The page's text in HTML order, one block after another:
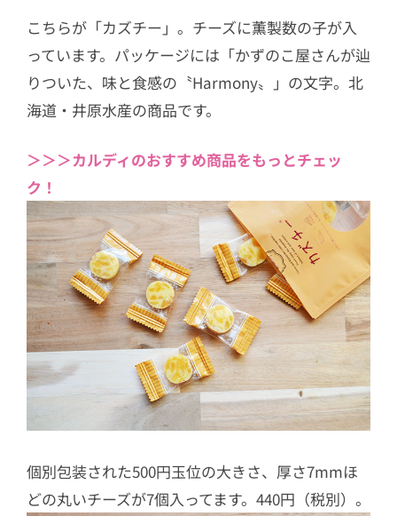
こちらが「カズチー」。チーズに薫製数の子が入
っています。パッケージには「かずのこ屋さんが辿
りついた、味と食感の〝Harmony〟」の文字。北
海道・井原水産の商品です。
＞＞＞カルディのおすすめ商品をもっとチェッ
ク！
個別包装された500円玉位の大きさ、厚さ7mmほ
どの丸いチーズが7個入ってます。440円（税別）。